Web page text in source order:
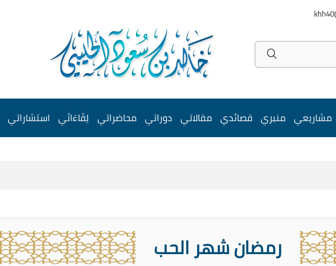
مشاريعي منبري قصائدي مقالاتي دوراتي محاضراتي لِقَاءَاتَي استشاراتي
رمضان شهر الحب